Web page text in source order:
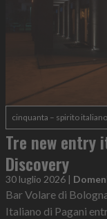
cinquanta – spirito italiano
Tre new entry
Discovery
30 luglio 2026 |
Bar Volare di
Italiano di Pagani